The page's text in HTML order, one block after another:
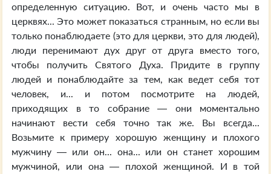
определенную ситуацию. Вот, и очень часто мы в
церквях... Это может показаться странным, но если вы
только понаблюдаете (это для церкви, это для людей),
люди перенимают дух друг от друга вместо того,
чтобы получить Святого Духа. Придите в группу
людей и понаблюдайте за тем, как ведет себя тот
человек, и... и потом посмотрите на людей,
приходящих в то собрание — они моментально
начинают вести себя точно так же. Вы всегда...
Возьмите к примеру хорошую женщину и плохого
мужчину — или он... она... или он станет хорошим
мужчиной, или она — плохой женщиной. И в той